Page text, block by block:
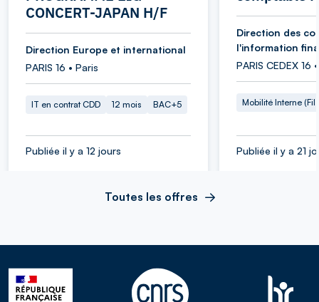
CONCERT-JAPAN H/F
Direction Europe et international
PARIS 16 • Paris
IT en contrat CDD 12 mois BAC+5
Publiée il y a 12 jours
Direction des
l'information
PARIS CEDEX 16
Mobilité Interne (Fil
Publiée il y a 21
Toutes les offres